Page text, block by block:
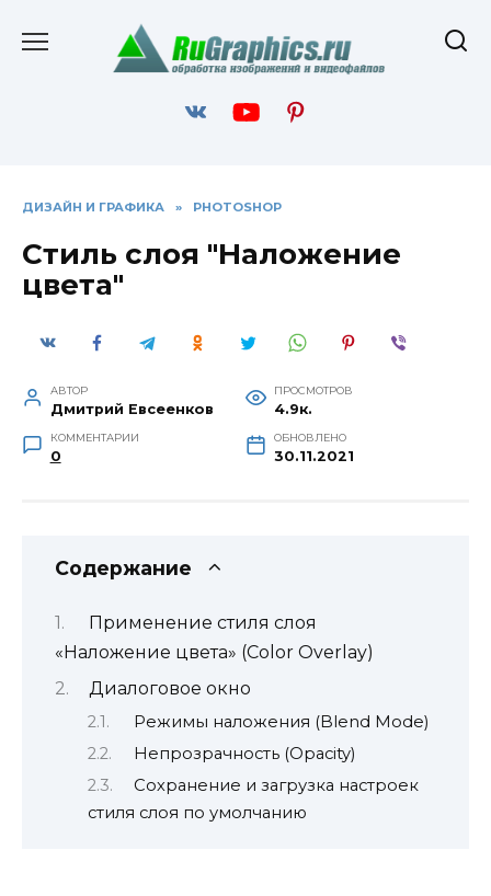
содержанию
ДИЗАЙН И ГРАФИКА » PHOTOSHOP
Стиль слоя "Наложение
цвета"
АВТОР
Дмитрий Евсеенков
ПРОСМОТРОВ
4.9к.
КОММЕНТАРИИ
0
ОБНОВЛЕНО
30.11.2021
Содержание
Применение стиля слоя
«Наложение цвета» (Color Overlay)
Диалоговое окно
Режимы наложения (Blend Mode)
Непрозрачность (Opacity)
Сохранение и загрузка настроек
стиля слоя по умолчанию